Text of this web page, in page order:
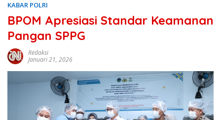
KABAR POLRI
BPOM Apresiasi Standar Keamanan
Pangan SPPG
Redaksi
Januari 21, 2026